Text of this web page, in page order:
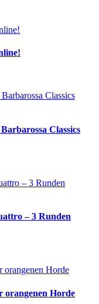
Classics
– 3 Runden
orangenen Horde